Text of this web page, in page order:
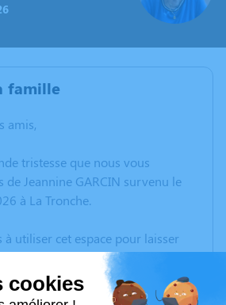
famille
amis,
tristesse que nous vous
de Jeannine GARCIN survenu le
à La Tronche.
utiliser cet espace pour laisser
des photos souvenirs, une
vos pensées à travers des
Cet endroit est un lieu